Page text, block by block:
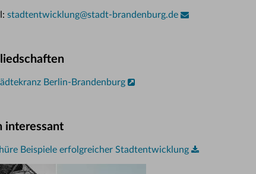
stadtentwicklung@stadt-brandenburg.de
Berlin-Brandenburg
interessant
Beispiele erfolgreicher Stadtentwicklung